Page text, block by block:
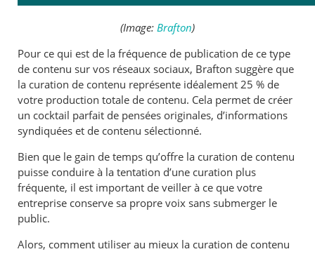
(Image: Brafton)
Pour ce qui est de la fréquence de publication de ce type
de contenu sur vos réseaux sociaux, Brafton suggère que
la curation de contenu représente idéalement 25 % de
votre production totale de contenu. Cela permet de créer
un cocktail parfait de pensées originales, d’informations
syndiquées et de contenu sélectionné.
Bien que le gain de temps qu’offre la curation de contenu
puisse conduire à la tentation d’une curation plus
fréquente, il est important de veiller à ce que votre
entreprise conserve sa propre voix sans submerger le
public.
Alors, comment utiliser au mieux la curation de contenu